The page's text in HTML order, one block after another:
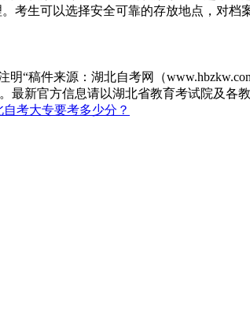
考生可以选择安全可靠的存放地点，对
“稿件来源：湖北自考网（
最新官方信息请以湖北省教育考试院及各教
考大专要考多少分？